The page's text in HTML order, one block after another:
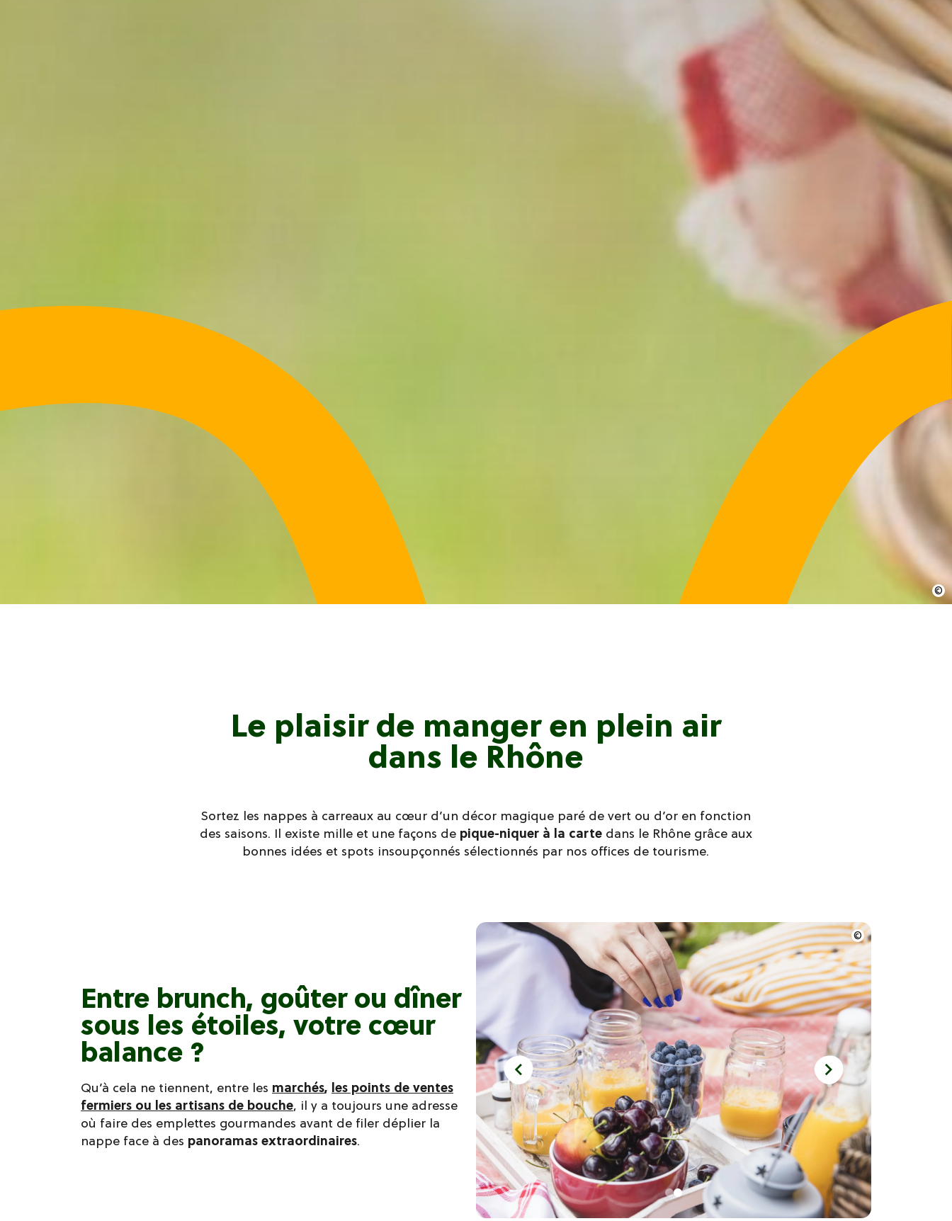
Le plaisir de manger en plein air
dans le Rhône
Sortez les nappes à carreaux au cœur d’un décor magique paré de vert ou d’or en fonction
des saisons. Il existe mille et une façons de pique-niquer à la carte dans le Rhône grâce aux
bonnes idées et spots insoupçonnés sélectionnés par nos offices de tourisme.
Entre brunch, goûter ou dîner
sous les étoiles, votre cœur
balance ?
Qu’à cela ne tiennent, entre les marchés, les points de ventes
fermiers ou les artisans de bouche, il y a toujours une adresse
où faire des emplettes gourmandes avant de filer déplier la
nappe face à des panoramas extraordinaires.